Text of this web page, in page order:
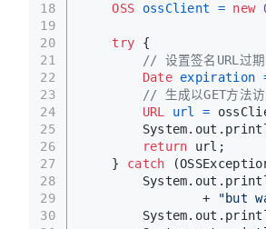
18
19
20
21
22
23
24
25
26
27
28
29
30
OSS
ossClient = new
try {
// 设置签名URL过期
Date expiration
// 生成以GET方法访
URL
url =
return url;
    }
catch
                +
"but